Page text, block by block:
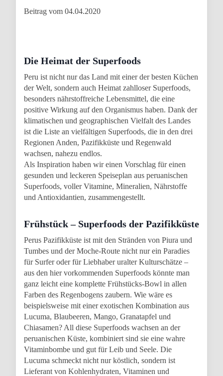
Beitrag vom 04.04.2020
Die Heimat der Superfoods
Peru ist nicht nur das Land mit einer der besten Küchen
der Welt, sondern auch Heimat zahlloser Superfoods,
besonders nährstoffreiche Lebensmittel, die eine
positive Wirkung auf den Organismus haben. Dank der
klimatischen und geographischen Vielfalt des Landes
ist die Liste an vielfältigen Superfoods, die in den drei
Regionen Anden, Pazifikküste und Regenwald
wachsen, nahezu endlos.
Als Inspiration haben wir einen Vorschlag für einen
gesunden und leckeren Speiseplan aus peruanischen
Superfoods, voller Vitamine, Mineralien, Nährstoffe
und Antioxidantien, zusammengestellt.
Frühstück – Superfoods der Pazifikküste
Perus Pazifikküste ist mit den Stränden von Piura und
Tumbes und der Moche-Route nicht nur ein Paradies
für Surfer oder für Liebhaber uralter Kulturschätze –
aus den hier vorkommenden Superfoods könnte man
ganz leicht eine komplette Frühstücks-Bowl in allen
Farben des Regenbogens zaubern. Wie wäre es
beispielsweise mit einer exotischen Kombination aus
Lucuma, Blaubeeren, Mango, Granatapfel und
Chiasamen? All diese Superfoods wachsen an der
peruanischen Küste, kombiniert sind sie eine wahre
Vitaminbombe und gut für Leib und Seele. Die
Lucuma schmeckt nicht nur köstlich, sondern ist
Lieferant von Kohlenhydraten, Vitaminen und